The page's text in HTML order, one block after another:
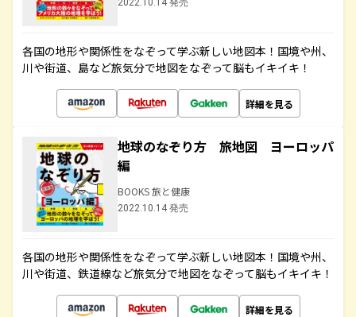
2022.10.14 発売
各国の地形や関係性をなぞって学ぶ新しい地図本！国境や州、
川や街道、島など旅気分で地図をなぞって脳もイキイキ！
詳細を見る
地球のなぞり方 旅地図 ヨーロッパ
編
BOOKS 旅と健康
2022.10.14 発売
各国の地形や関係性をなぞって学ぶ新しい地図本！国境や州、
川や街道、鉄道線など旅気分で地図をなぞって脳もイキイキ！
詳細を見る